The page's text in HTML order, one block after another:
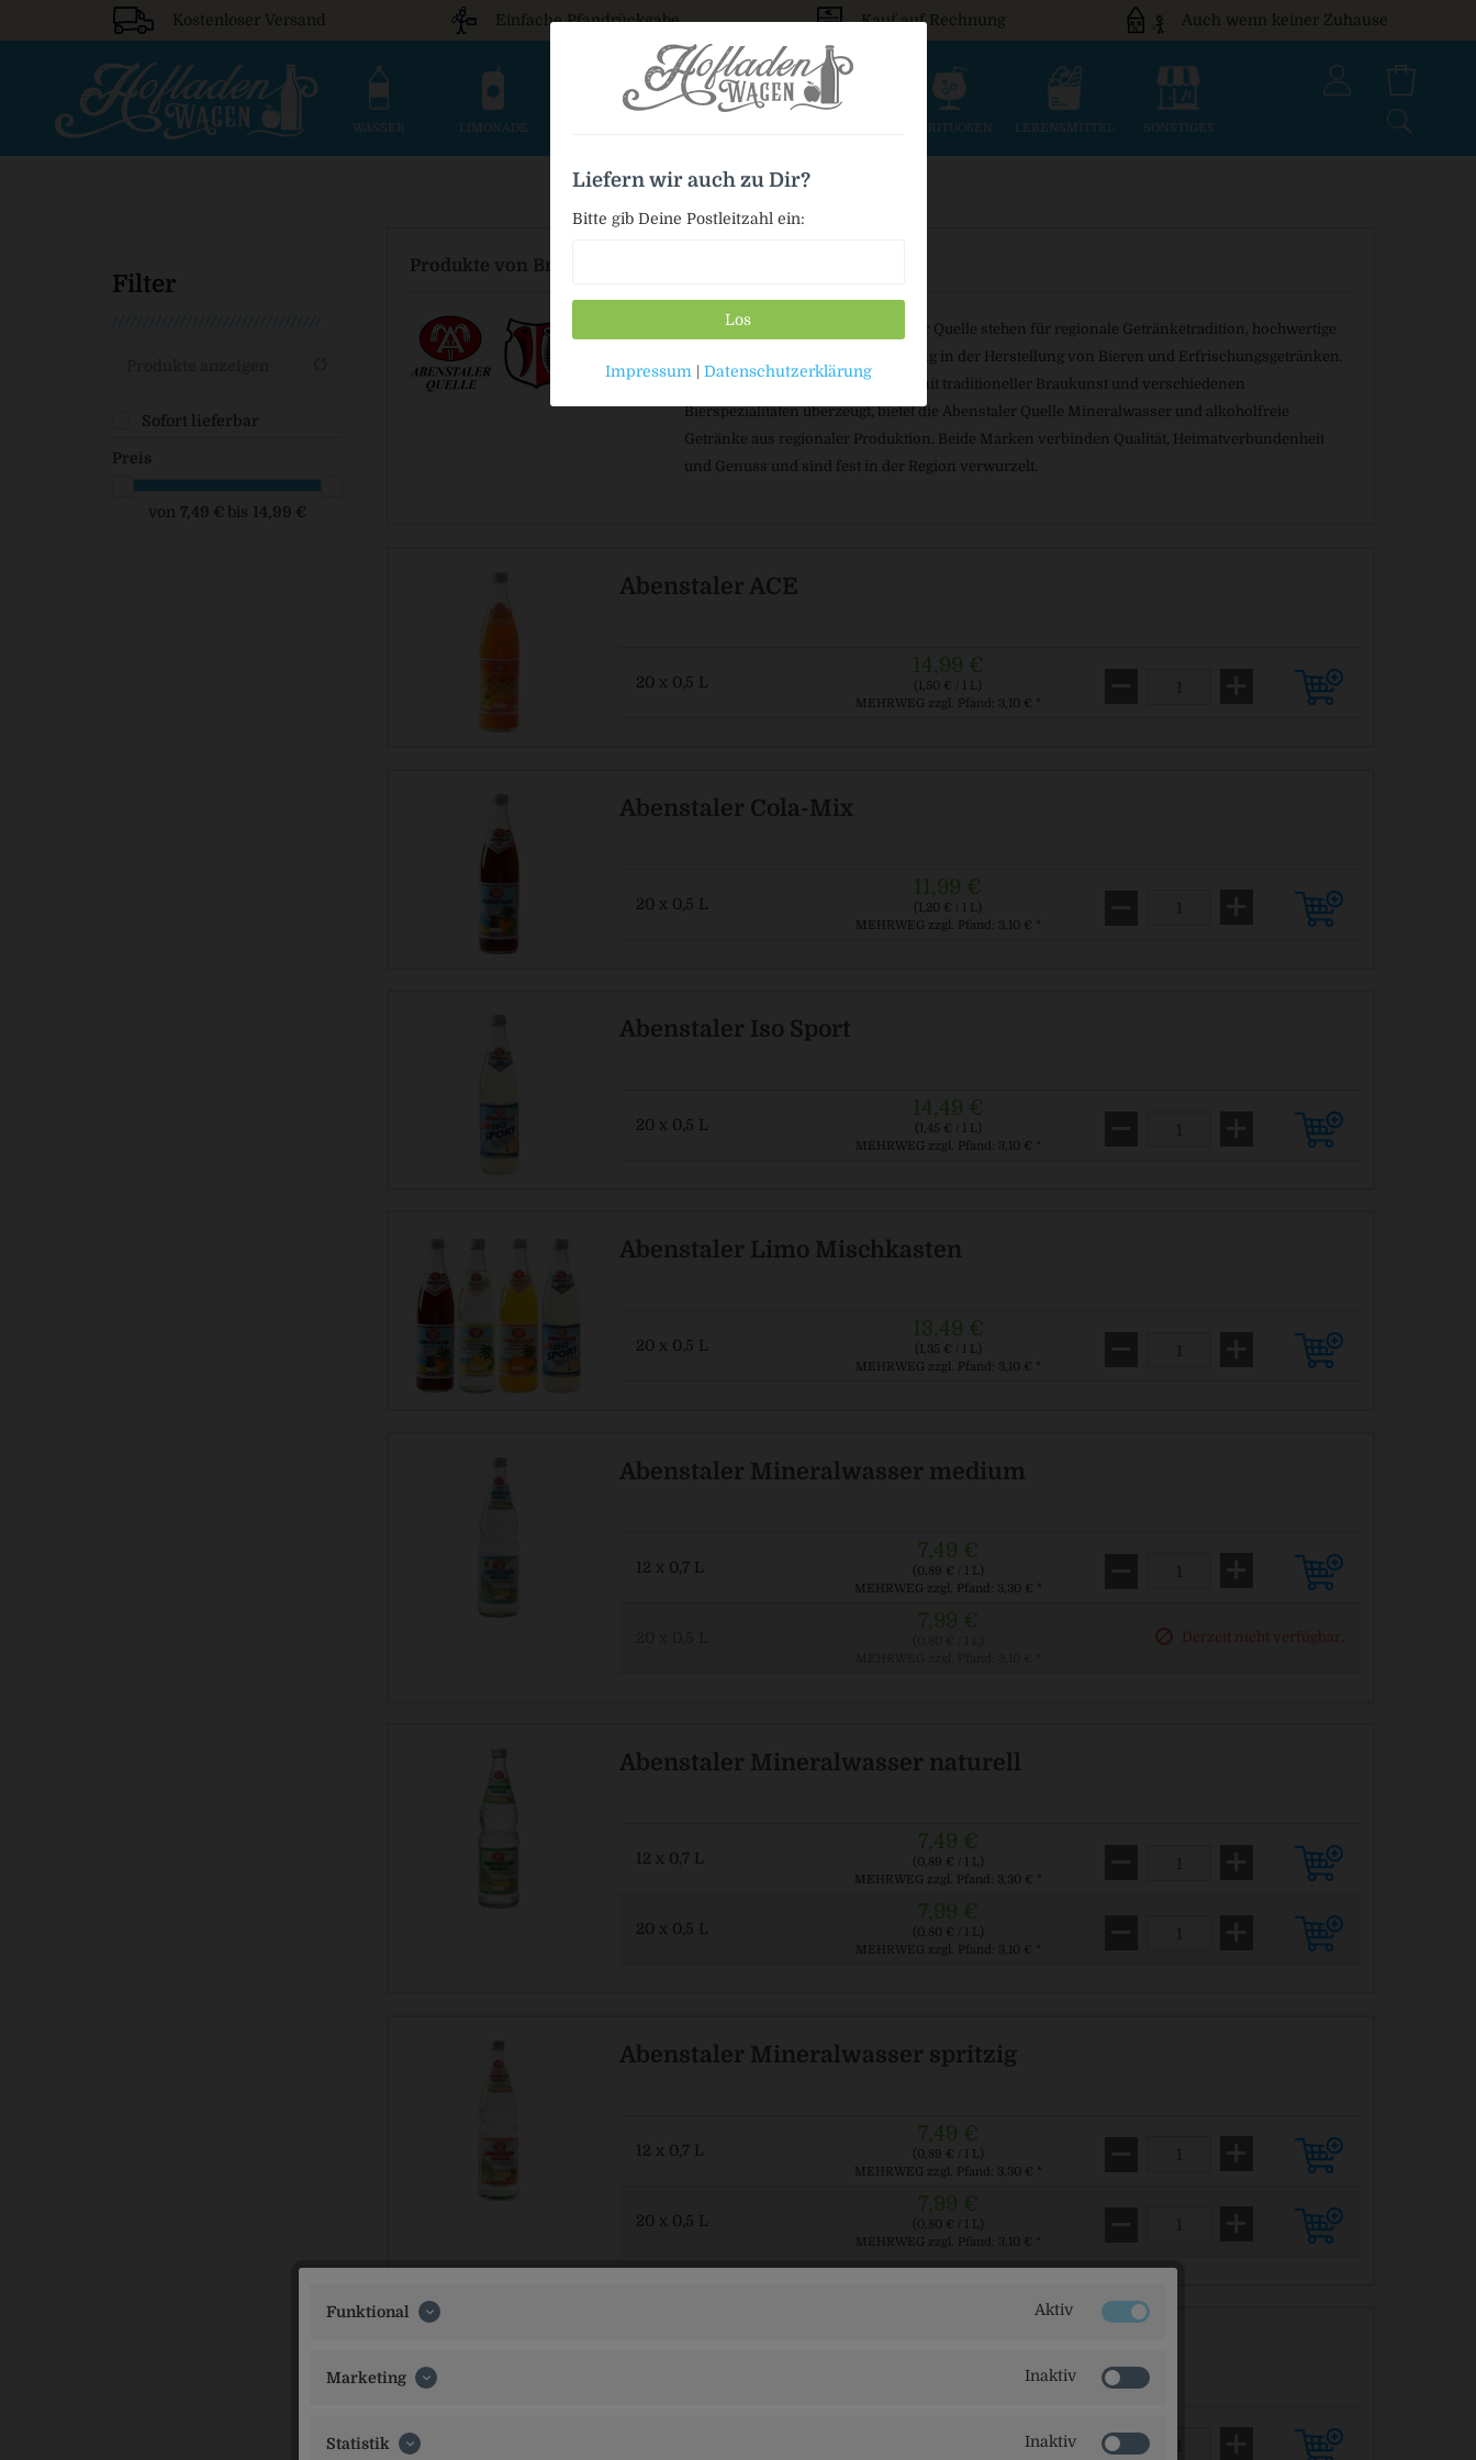
Kostenloser Versand Einfache Pfandrückgabe Kauf auf Rechnung Auch wenn keiner Zuhause
WASSER LIMONADE SPIRITUOSEN LEBENSMITTEL SONSTIGES
Filter
Sofort lieferbar
Preis
von 7,49 € bis 14,99 €
Produkte von Brauerei Horneck GmbH & Co. KG
Brauerei Hornecker und Abenstaler Quelle stehen für regionale Getränketradition, hochwertige
Rohstoffe und langjährige Erfahrung in der Herstellung von Bieren und Erfrischungsgetränken.
Während die Brauerei Hornecker mit traditioneller Braukunst und verschiedenen
Bierspezialitäten überzeugt, bietet die Abenstaler Quelle Mineralwasser und alkoholfreie
Getränke aus regionaler Produktion. Beide Marken verbinden Qualität, Heimatverbundenheit
und Genuss und sind fest in der Region verwurzelt.
Abenstaler ACE
20 x 0,5 L
14,99 €
(1,50 € / 1 L)
MEHRWEG zzgl. Pfand: 3,10 € *
Abenstaler Cola-Mix
20 x 0,5 L
11,99 €
(1,20 € / 1 L)
MEHRWEG zzgl. Pfand: 3,10 € *
Abenstaler Iso Sport
20 x 0,5 L
14,49 €
(1,45 € / 1 L)
MEHRWEG zzgl. Pfand: 3,10 € *
Abenstaler Limo Mischkasten
20 x 0,5 L
13,49 €
(1,35 € / 1 L)
MEHRWEG zzgl. Pfand: 3,10 € *
Abenstaler Mineralwasser medium
12 x 0,7 L
7,49 €
(0,89 € / 1 L)
MEHRWEG zzgl. Pfand: 3,30 € *
7,99 €
Derzeit nicht verfügbar.
Abenstaler Mineralwasser naturell
12 x 0,7 L
7,49 €
(0,89 € / 1 L)
MEHRWEG zzgl. Pfand: 3,30 € *
20 x 0,5 L
7,99 €
(0,80 € / 1 L)
MEHRWEG zzgl. Pfand: 3,10 € *
Abenstaler Mineralwasser spritzig
12 x 0,7 L
7,49 €
(0,89 € / 1 L)
MEHRWEG zzgl. Pfand: 3,30 € *
20 x 0,5 L
7,99 €
(0,80 € / 1 L)
MEHRWEG zzgl. Pfand: 3,10 € *
Funktional Aktiv
Marketing Inaktiv
Statistik Inaktiv
Liefern wir auch zu Dir?
Bitte gib Deine Postleitzahl ein:
Los
Impressum | Datenschutzerklärung